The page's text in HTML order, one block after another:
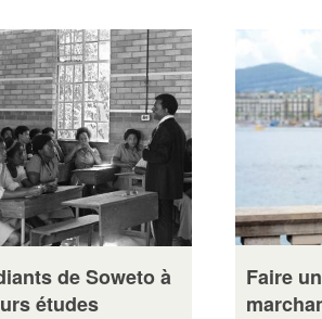
de Soweto à
études
Faire